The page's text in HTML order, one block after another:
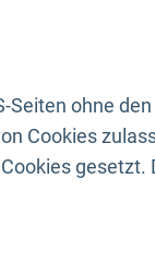
ohne
Cookies